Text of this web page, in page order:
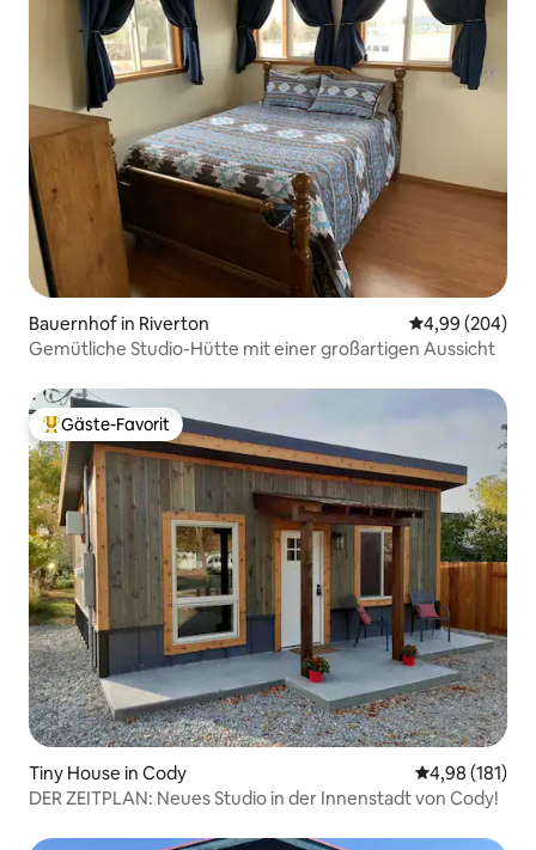
Bauernhof in Riverton
4,99 (204)
Gemütliche Studio-Hütte mit einer großartigen Aussicht
Beliebter Gäste-Favorit.
Gäste-Favorit
Tiny House in Cody
4,98 (181)
DER ZEITPLAN: Neues Studio in der Innenstadt von Cody!